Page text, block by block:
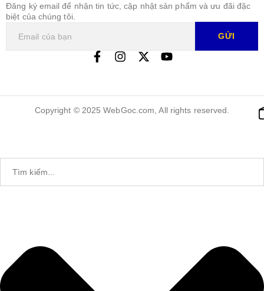
Đăng ký email để nhận tin tức, cập nhật sản phẩm và ưu đãi đặc
biệt của chúng tôi.
GỬI
Copyright © 2025 WebGoc.com, All rights reserved.